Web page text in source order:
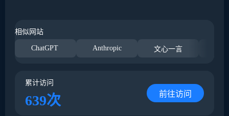
相似网站
ChatGPT Anthropic 文心一言
累计访问
639次 前往访问